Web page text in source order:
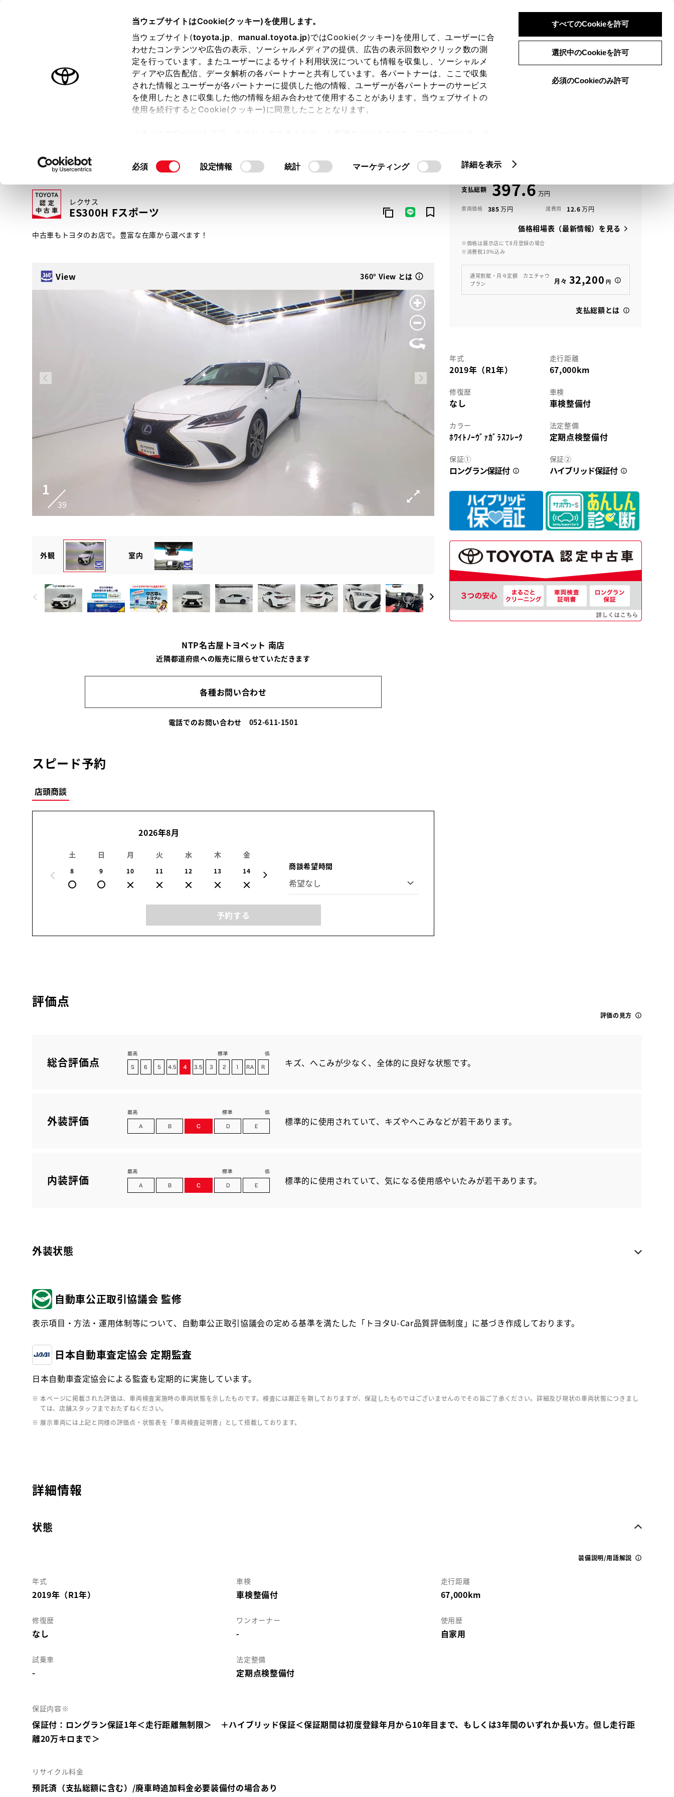
当ウェブサイトはCookie(クッキー)を使用します。
当ウェブサイト(toyota.jp、 manual.toyota.jp)ではCookie(クッキー)を使用して、ユーザーに合
わせたコンテンツや広告の表示、ソーシャルメディアの提供、広告の表示回数やクリック数の測
定を行っています。またユーザーによるサイト利用状況についても情報を収集し、ソーシャルメ
ディアや広告配信、データ解析の各パートナーと共有しています。各パートナーは、ここで収集
された情報とユーザーが各パートナーに提供した他の情報、ユーザーが各パートナーのサービス
を使用したときに収集した他の情報を組み合わせて使用することがあります。当ウェブサイトの
使用を続行するとCookie(クッキー)に同意したこととなります。
て」をご覧ください。
同
択
必須 設定情報 統計 マーケティング 詳細を表示
すべてのCookieを許可
選択中のCookieを許可
必須のCookieのみ許可
ログイン 検索 メニュー
オーナーサポート トピックス
トヨタ認定中古車 メニュー
トヨタ認定中古車の魅力 3つの買い方 オンライン購入お気に入り 保存した見積り
ES300H Fスポーツ
レクサス
ES300H Fスポーツ
中古車もトヨタのお店で。豊富な在庫から選べます！
View 360° View とは
1
39
View
2
39
外観 室内
NTP名古屋トヨペット 南店
近隣都道府県への販売に限らせていただきます
各種お問い合わせ
電話でのお問い合わせ 052-611-1501
スピード予約
店頭商談
2026年8月
土
8
日
9
月
10
火
11
水
12
木
13
金
14 16 17
商談希望時間
予約する
支払総額 397.6
車両価格 385 諸費用 12.6
価格相場表（最新情報）を見る
※価格は展示店にて8月登録の場合
※消費税10%込み
通常割賦・月々定額 カエチャウ
プラン
月々 32,200 円
支払総額とは
年式
2019年（R1年）
走行距離
67,000km
修復歴
なし
車検
車検整備付
カラー
ﾎﾜｲﾄﾉｰｳﾞｧｶﾞﾗｽﾌﾚｰｸ
法定整備
定期点検整備付
保証①
ロングラン保証付
保証②
ハイブリッド保証付
評価点
評価の見方
総合評価点 キズ、へこみが少なく、全体的に良好な状態です。
外装評価 標準的に使用されていて、キズやへこみなどが若干あります。
内装評価 標準的に使用されていて、気になる使用感やいたみが若干あります。
外装状態
自動車公正取引協議会 監修
表示項目・方法・運用体制等について、自動車公正取引協議会の定める基準を満たした「トヨタU-Car品質評価制度」に基づき作成しております。
日本自動車査定協会 定期監査
日本自動車査定協会による監査も定期的に実施しています。
※ 本ページに掲載された評価は、車両検査実施時の車両状態を示したものです。検査には厳正を期しておりますが、保証したものではございませんのでその旨ご了承ください。詳細及び現状の車両状態につきまし
ては、店舗スタッフまでおたずねください。
※ 展示車両には上記と同様の評価点・状態表を「車両検査証明書」として搭載しております。
詳細情報
状態
装備説明/用語解説
年式
2019年（R1年）
車検
車検整備付
走行距離
67,000km
修復歴
なし
ワンオーナー
-
使用歴
自家用
試乗車
-
法定整備
定期点検整備付
保証内容※
保証付：ロングラン保証1年＜走行距離無制限＞ ＋ハイブリッド保証＜保証期間は初度登録年月から10年目まで、もしくは3年間のいずれか長い方。但し走行距
離20万キロまで＞
リサイクル料金
預託済（支払総額に含む）/廃車時追加料金必要装備付の場合あり